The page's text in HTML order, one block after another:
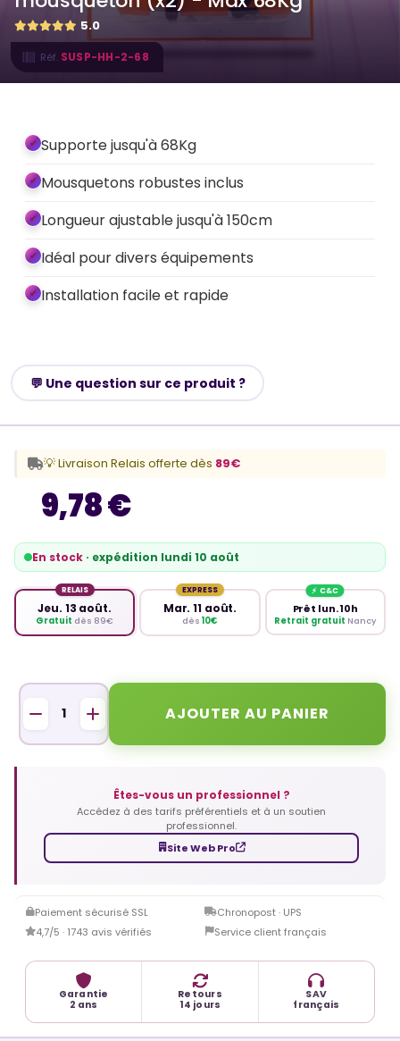
5.0
Réf. SUSP-HH-2-68
Supporte jusqu'à 68Kg
Mousquetons robustes inclus
Longueur ajustable jusqu'à 150cm
Idéal pour divers équipements
Installation facile et rapide
💬 Une question sur ce produit ?
9,78 €
En stock · expédition lundi 10 août
RELAIS
Jeu. 13 août.
Gratuit dès 89€
EXPRESS
Mar. 11 août.
dès 10€
Prêt lun. 10h
Retrait gratuit Nancy
💡 Livraison Relais offerte dès 89€
AJOUTER AU PANIER
Êtes-vous un professionnel ?
Accédez à des tarifs préférentiels et à un soutien
professionnel.
Site Web Pro
Paiement sécurisé SSL
Chronopost · UPS
4,7/5 · 1743 avis vérifiés
Service client français
Garantie
2 ans
Retours
14 jours
SAV
français